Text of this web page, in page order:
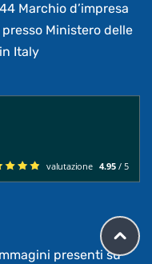
Marchio d’impresa
Ministero delle
Italy
valutazione 4.95 / 5
presenti su